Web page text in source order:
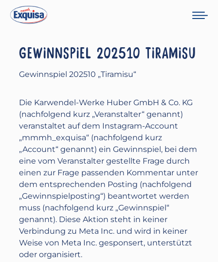
GEWINNSPIEL 202510 TIRAMISU
Gewinnspiel 202510 „Tiramisu“
Die Karwendel-Werke Huber GmbH & Co. KG
(nachfolgend kurz „Veranstalter“ genannt)
veranstaltet auf dem Instagram-Account
„mmmh_exquisa“ (nachfolgend kurz
„Account“ genannt) ein Gewinnspiel, bei dem
eine vom Veranstalter gestellte Frage durch
einen zur Frage passenden Kommentar unter
dem entsprechenden Posting (nachfolgend
„Gewinnspielposting“) beantwortet werden
muss (nachfolgend kurz „Gewinnspiel“
genannt). Diese Aktion steht in keiner
Verbindung zu Meta Inc. und wird in keiner
Weise von Meta Inc. gesponsert, unterstützt
oder organisiert.